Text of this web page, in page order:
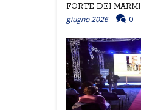
FORTE DEI MARMI
giugno 2026
0